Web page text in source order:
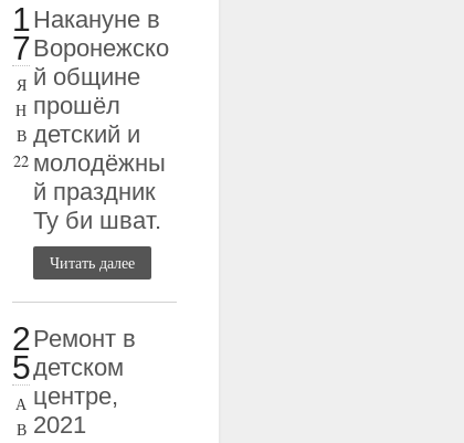
1
7
Я
Н
В
22
Накануне в
Воронежско
й общине
прошёл
детский и
молодёжны
й праздник
Ту би шват.
Читать далее
2
5
А
В
Ремонт в
детском
центре,
2021